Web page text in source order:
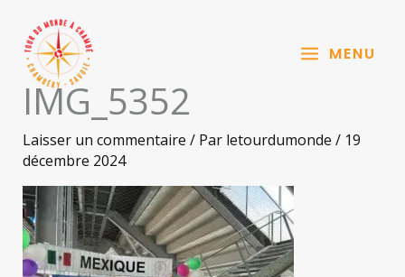
contenu
MENU
IMG_5352
Laisser un commentaire / Par letourdumonde / 19
décembre 2024